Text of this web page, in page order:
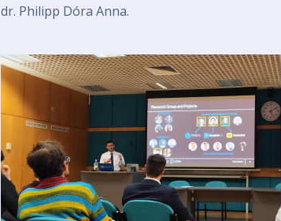
dr. Philipp Dóra Anna.